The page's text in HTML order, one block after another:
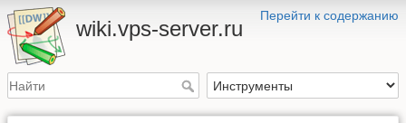
Перейти к содержанию
wiki.vps-server.ru